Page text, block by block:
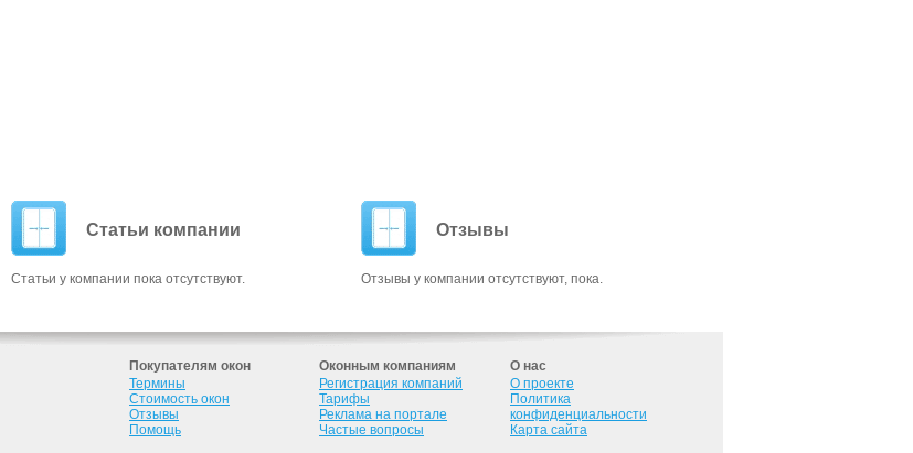
Статьи компании
Статьи у компании пока отсутствуют.
Отзывы
Отзывы у компании отсутствуют, пока.
Покупателям окон Оконным компаниям
О нас
Термины
Стоимость окон
Отзывы
Помощь
Регистрация компаний
Тарифы
Реклама на портале
Частые вопросы
О проекте
Политика
конфиденциальности
Карта сайта